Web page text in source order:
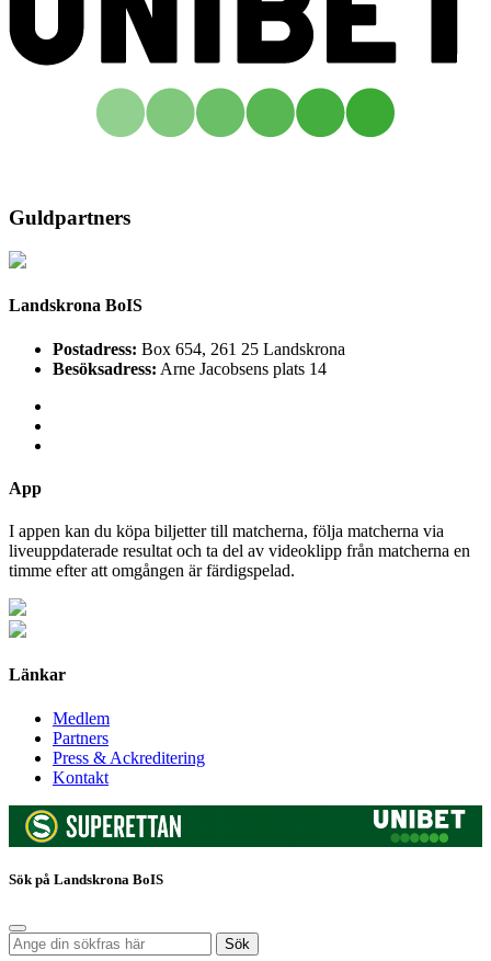
Guldpartners
Landskrona BoIS
Postadress: Box 654, 261 25 Landskrona
Besöksadress: Arne Jacobsens plats 14
App
I appen kan du köpa biljetter till matcherna, följa matcherna via
liveuppdaterade resultat och ta del av videoklipp från matcherna en
timme efter att omgången är färdigspelad.
Länkar
Medlem
Partners
Press & Ackreditering
Kontakt
Sök på Landskrona BoIS
Sök